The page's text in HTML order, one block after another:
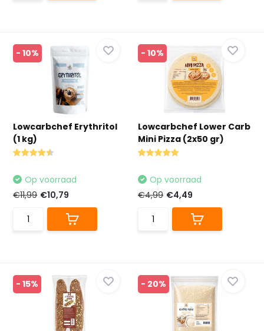
- 10%
Lowcarbchef Erythritol
(1 kg)
Op voorraad
€11,99 €10,79
- 10%
Lowcarbchef Lower Carb
Mini Pizza (2x50 gr)
Op voorraad
€4,99 €4,49
- 15% - 20%